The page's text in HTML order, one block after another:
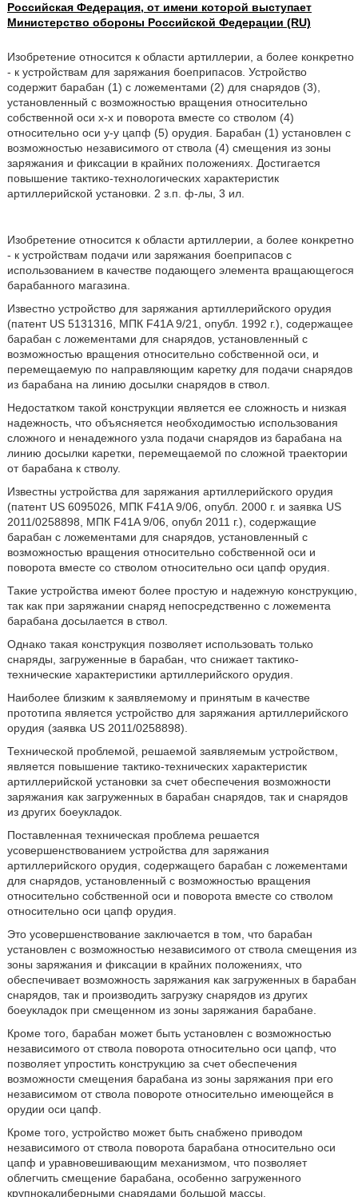
Российская Федерация, от имени которой выступает
Министерство обороны Российской Федерации (RU)
Изобретение относится к области артиллерии, а более конкретно
- к устройствам для заряжания боеприпасов. Устройство
содержит барабан (1) с ложементами (2) для снарядов (3),
установленный с возможностью вращения относительно
собственной оси х-х и поворота вместе со стволом (4)
относительно оси у-у цапф (5) орудия. Барабан (1) установлен с
возможностью независимого от ствола (4) смещения из зоны
заряжания и фиксации в крайних положениях. Достигается
повышение тактико-технологических характеристик
артиллерийской установки. 2 з.п. ф-лы, 3 ил.
Изобретение относится к области артиллерии, а более конкретно
- к устройствам подачи или заряжания боеприпасов с
использованием в качестве подающего элемента вращающегося
барабанного магазина.
Известно устройство для заряжания артиллерийского орудия
(патент US 5131316, МПК F41A 9/21, опубл. 1992 г.), содержащее
барабан с ложементами для снарядов, установленный с
возможностью вращения относительно собственной оси, и
перемещаемую по направляющим каретку для подачи снарядов
из барабана на линию досылки снарядов в ствол.
Недостатком такой конструкции является ее сложность и низкая
надежность, что объясняется необходимостью использования
сложного и ненадежного узла подачи снарядов из барабана на
линию досылки каретки, перемещаемой по сложной траектории
от барабана к стволу.
Известны устройства для заряжания артиллерийского орудия
(патент US 6095026, МПК F41A 9/06, опубл. 2000 г. и заявка US
2011/0258898, МПК F41A 9/06, опубл 2011 г.), содержащие
барабан с ложементами для снарядов, установленный с
возможностью вращения относительно собственной оси и
поворота вместе со стволом относительно оси цапф орудия.
Такие устройства имеют более простую и надежную конструкцию,
так как при заряжании снаряд непосредственно с ложемента
барабана досылается в ствол.
Однако такая конструкция позволяет использовать только
снаряды, загруженные в барабан, что снижает тактико-
технические характеристики артиллерийского орудия.
Наиболее близким к заявляемому и принятым в качестве
прототипа является устройство для заряжания артиллерийского
орудия (заявка US 2011/0258898).
Технической проблемой, решаемой заявляемым устройством,
является повышение тактико-технических характеристик
артиллерийской установки за счет обеспечения возможности
заряжания как загруженных в барабан снарядов, так и снарядов
из других боеукладок.
Поставленная техническая проблема решается
усовершенствованием устройства для заряжания
артиллерийского орудия, содержащего барабан с ложементами
для снарядов, установленный с возможностью вращения
относительно собственной оси и поворота вместе со стволом
относительно оси цапф орудия.
Это усовершенствование заключается в том, что барабан
установлен с возможностью независимого от ствола смещения из
зоны заряжания и фиксации в крайних положениях, что
обеспечивает возможность заряжания как загруженных в барабан
снарядов, так и производить загрузку снарядов из других
боеукладок при смещенном из зоны заряжания барабане.
Кроме того, барабан может быть установлен с возможностью
независимого от ствола поворота относительно оси цапф, что
позволяет упростить конструкцию за счет обеспечения
возможности смещения барабана из зоны заряжания при его
независимом от ствола повороте относительно имеющейся в
орудии оси цапф.
Кроме того, устройство может быть снабжено приводом
независимого от ствола поворота барабана относительно оси
цапф и уравновешивающим механизмом, что позволяет
облегчить смещение барабана, особенно загруженного
крупнокалиберными снарядами большой массы.